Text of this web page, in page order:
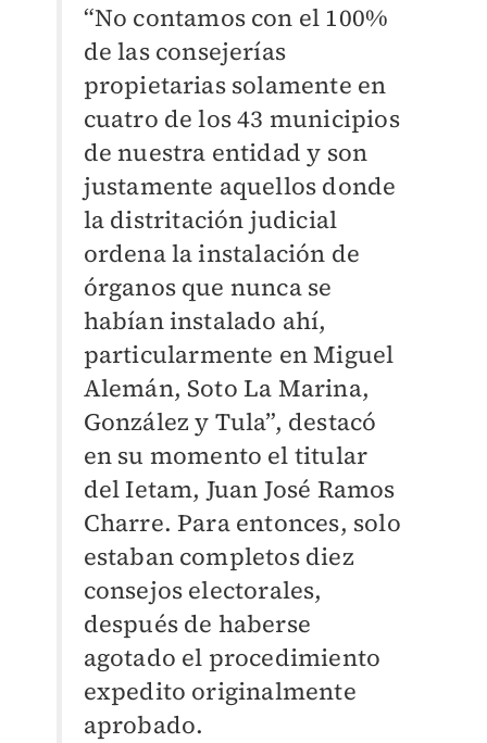
“No contamos con el 100%
de las consejerías
propietarias solamente en
cuatro de los 43 municipios
de nuestra entidad y son
justamente aquellos donde
la distritación judicial
ordena la instalación de
órganos que nunca se
habían instalado ahí,
particularmente en Miguel
Alemán, Soto La Marina,
González y Tula”, destacó
en su momento el titular
del Ietam, Juan José Ramos
Charre. Para entonces, solo
estaban completos diez
consejos electorales,
después de haberse
agotado el procedimiento
expedito originalmente
aprobado.